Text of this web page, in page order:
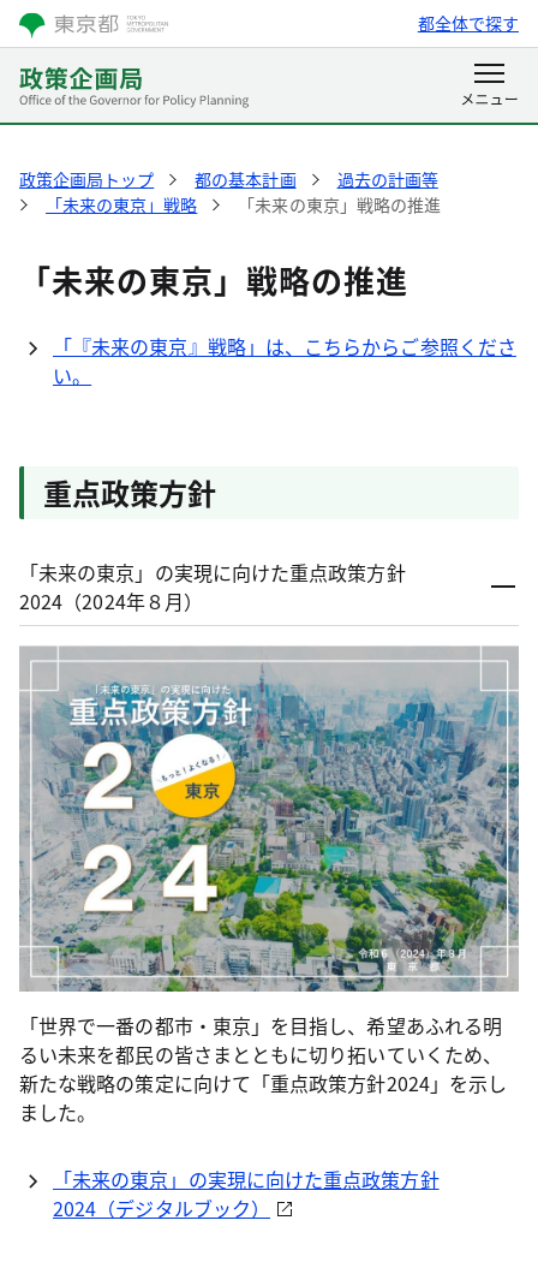
都全体で探す
政策企画局トップ 都の基本計画
過去の計画等
「未来の東京」戦略
「未来の東京」戦略の推進
「未来の東京」戦略の推進
「『未来の東京』戦略」は、こちらからご参照くださ
い。
重点政策方針
「未来の東京」の実現に向けた重点政策方針
2024（2024年８月）
「世界で一番の都市・東京」を目指し、希望あふれる明
るい未来を都民の皆さまとともに切り拓いていくため、
新たな戦略の策定に向けて「重点政策方針2024」を示し
ました。
「未来の東京」の実現に向けた重点政策方針
2024（デジタルブック）